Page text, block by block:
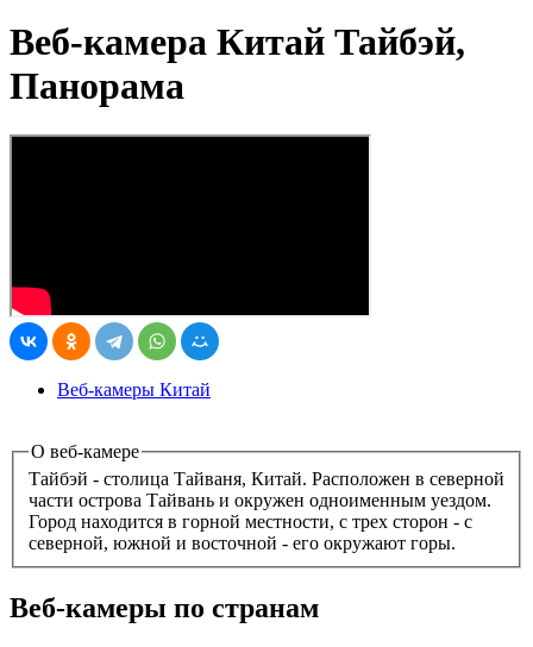
Веб-камера Китай Тайбэй,
Панорама
Веб-камеры Китай
О веб-камере
Тайбэй - столица Тайваня, Китай. Расположен в северной
части острова Тайвань и окружен одноименным уездом.
Город находится в горной местности, с трех сторон - с
северной, южной и восточной - его окружают горы.
Веб-камеры по странам